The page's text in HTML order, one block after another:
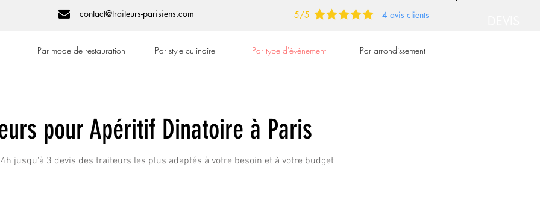
contact@traiteurs-parisiens.com 4 avis clients
5/5
Par mode de restauration Par style culinaire Par type d'événement Par arrondissement
pour Apéritif Dinatoire à Paris
jusqu'à 3 devis des traiteurs les plus adaptés à votre besoin et à votre budget